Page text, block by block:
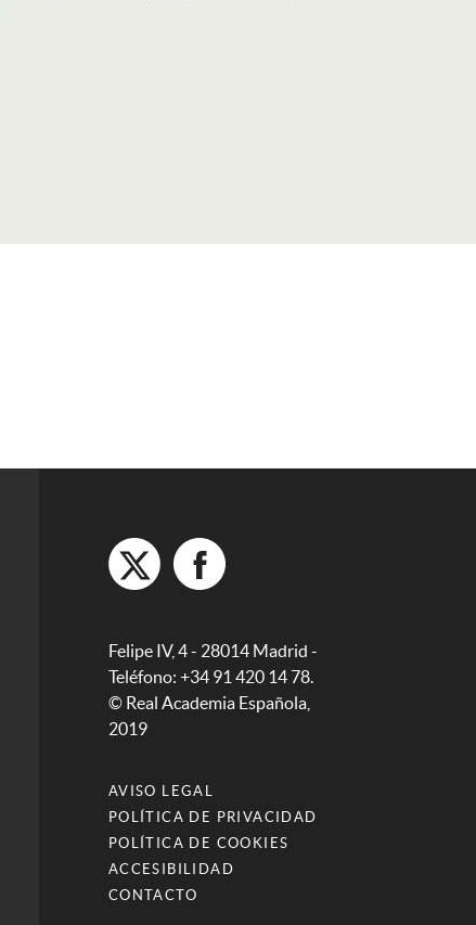
Felipe IV, 4 - 28014 Madrid -
Teléfono: +34 91 420 14 78.
© Real Academia Española,
2019
AVISO LEGAL
POLÍTICA DE PRIVACIDAD
POLÍTICA DE COOKIES
ACCESIBILIDAD
CONTACTO